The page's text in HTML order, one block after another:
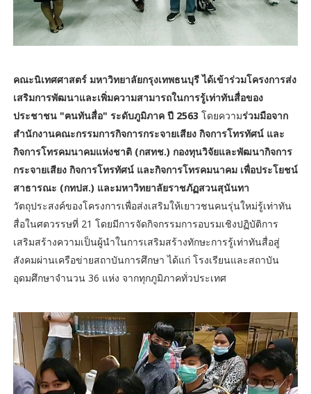
คณะนิเทศศาสตร์ มหาวิทยาลัยกรุงเทพธนบุรี ได้เข้าร่วมโครงการส่ง
เสริมการพัฒนาและเพิ่มความสามารถในการรู้เท่าทันสื่อของ
ประชาชน "ฅนทันสื่อ" ระดับภูมิภาค ปี 2563 โดยความร่วมมือจาก
สำนักงานคณะกรรมการกิจการกระจายเสียง กิจการโทรทัศน์ และ
กิจการโทรคมนาคมแห่งชาติ (กสทช.) กองทุนวิจัยและพัฒนากิจการ
กระจายเสียง กิจการโทรทัศน์ และกิจการโทรคมนาคม เพื่อประโยชน์
สาธารณะ (กทปส.) และมหาวิทยาลัยราชภัฏสวนสุนันทา
วัตถุประสงค์ของโครงการเพื่อส่งเสริมให้เยาวชนคนรุ่นใหม่รู้เท่าทัน
สื่อในศตวรรษที่ 21 โดยมีการจัดกิจกรรมการอบรมเชิงปฏิบัติการ
เสริมสร้างความเป็นผู้นำในการเสริมสร้างทักษะการรู้เท่าทันสื่อสู่
สังคมผ่านเครือข่ายสถาบันการศึกษา ได้แก่ โรงเรียนและสถาบัน
อุดมศึกษาจำนวน 36 แห่ง จากทุกภูมิภาคทั่วประเทศ